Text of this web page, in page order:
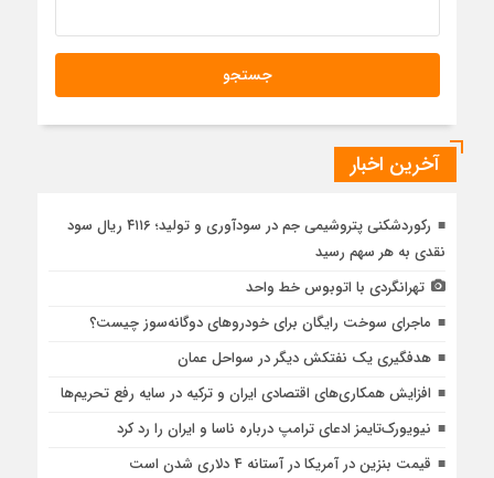
آخرین اخبار
رکوردشکنی پتروشیمی جم در سودآوری و تولید؛ ۴۱۱۶ ریال سود
نقدی به هر سهم رسید
تهرانگردی با اتوبوس خط واحد
ماجرای سوخت رایگان برای خودروهای دوگانه‌سوز چیست؟
هدفگیری یک نفتکش دیگر در سواحل عمان
افزایش همکاری‌های اقتصادی ایران و ترکیه در سایه رفع تحریم‌ها
نیویورک‌تایمز ادعای ترامپ درباره ناسا و ایران را رد کرد
قیمت بنزین در آمریکا در آستانه 4 دلاری شدن است